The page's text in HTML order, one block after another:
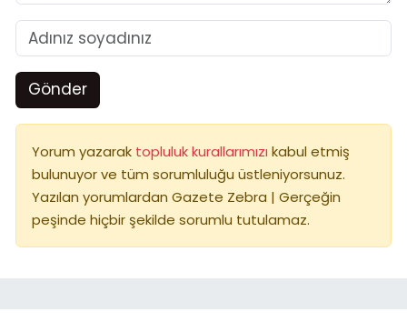
Gönder
Yorum yazarak topluluk kurallarımızı kabul etmiş
bulunuyor ve tüm sorumluluğu üstleniyorsunuz.
Yazılan yorumlardan Gazete Zebra | Gerçeğin
peşinde hiçbir şekilde sorumlu tutulamaz.